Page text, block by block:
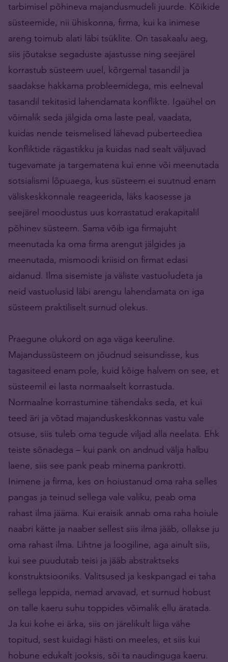
tarbimisel põhineva majandusmudeli juurde. Kõikide
süsteemide, nii ühiskonna, firma, kui ka inimese
areng toimub alati läbi tsüklite. On tasakaalu aeg,
siis jõutakse segaduste ajastusse ning seejärel
korrastub süsteem uuel, kõrgemal tasandil ja
saadakse hakkama probleemidega, mis eelneval
tasandil tekitasid lahendamata konflikte. Igaühel on
võimalik seda jälgida oma laste peal, vaadata,
kuidas nende teismelised lähevad puberteediea
konfliktide rägastikku ja kuidas nad sealt väljuvad
tugevamate ja targematena kui enne või meenutada
sotsialismi lõpuaega, kus süsteem ei suutnud enam
väliskeskkonnale reageerida, läks kaosesse ja
seejärel moodustus uus korrastatud erakapitalil
põhinev süsteem. Sama võib iga firmajuht
meenutada ka oma firma arengut jälgides ja
meenutada, mismoodi kriisid on firmat edasi
aidanud. Ilma sisemiste ja väliste vastuoludeta ja
neid vastuolusid läbi arengu lahendamata on iga
süsteem praktiliselt surnud olekus.
Praegune olukord on aga väga keeruline.
Majandussüsteem on jõudnud seisundisse, kus
tagasiteed enam pole, kuid kõige halvem on see, et
süsteemil ei lasta normaalselt korrastuda.
Normaalne korrastumine tähendaks seda, et kui
teed äri ja võtad majanduskeskkonnas vastu vale
otsuse, siis tuleb oma tegude viljad alla neelata. Ehk
teiste sõnadega – kui pank on andnud välja halbu
laene, siis see pank peab minema pankrotti.
Inimene ja firma, kes on hoiustanud oma raha selles
pangas ja teinud sellega vale valiku, peab oma
rahast ilma jääma. Kui eraisik annab oma raha hoiule
naabri kätte ja naaber sellest siis ilma jääb, ollakse ju
oma rahast ilma. Lihtne ja loogiline, aga ainult siis,
kui see puudutab teisi ja jääb abstraktseks
konstruktsiooniks. Valitsused ja keskpangad ei taha
sellega leppida, nemad arvavad, et surnud hobust
on talle kaeru suhu toppides võimalik ellu äratada.
Ja kui kohe ei ärka, siis on järelikult liiga vähe
topitud, sest kuidagi hästi on meeles, et siis kui
hobune edukalt jooksis, sõi ta naudinguga kaeru.